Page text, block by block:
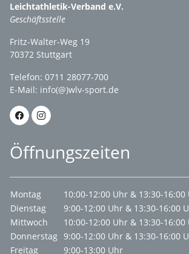
Leichtathletik-Verband e.V.
Geschäftsstelle
Fritz-Walter-Weg 19
70372 Stuttgart
Telefon: 0711 28077-700
E-Mail: info(@)wlv-sport.de
Öffnungszeiten
Montag
10:00-12:00 Uhr & 13:30-16:00
Dienstag
9:00-12:00 Uhr & 13:30-16:00
Mittwoch
10:00-12:00 Uhr & 13:30-16:00
Donnerstag 9:00-12:00 Uhr & 13:30-16:00
Freitag
9:00-13:00 Uhr